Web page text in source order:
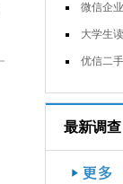
微信企业号调查问卷
大学生读书习惯调查问卷
优信二手车用户调查
最新调查